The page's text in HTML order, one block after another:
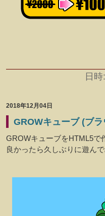
日
2018年12月04日
GROWキューブ (ブ
GROWキューブをHTML5で
良かったら久しぶりに遊んで